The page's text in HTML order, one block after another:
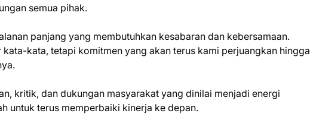
semua pihak.
panjang yang membutuhkan kesabaran dan kebersamaan.
kata, tetapi komitmen yang akan terus kami perjuangkan hingga
kritik, dan dukungan masyarakat yang dinilai menjadi energi
untuk terus memperbaiki kinerja ke depan.